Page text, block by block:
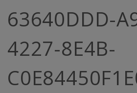
63640DDD-
4227-8E4B-